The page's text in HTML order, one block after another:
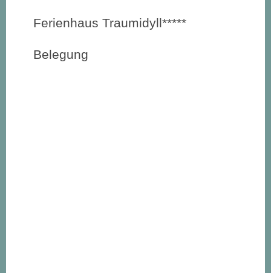
Ferienhaus Traumidyll*****
Belegung